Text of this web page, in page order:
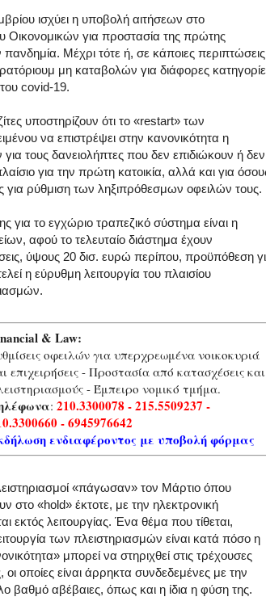
ισχύει η υποβολή αιτήσεων στο
για προστασία της πρώτης
Μέχρι τότε ή, σε κάποιες περιπτώσεις
μη καταβολών για διάφορες
covid-19.
υποστηρίζουν ότι το «restart» των
να επιστρέψει στην κανονικότητα η
τους δανειολήπτες που δεν επιδιώκουν ή δεν
για την πρώτη κατοικία, αλλά και για
για ρύθμιση των ληξιπρόθεσμων οφειλών τους.
για το εγχώριο τραπεζικό σύστημα είναι η
αφού το τελευταίο διάστημα έχουν
ύψους 20 δισ. ευρώ περίπου, προϋπόθεση
η εύρυθμη λειτουργία του πλαισίου
& Law:
οφειλών για υπερχρεωμένα νοικοκυριά
επιχειρήσεις - Προστασία από κατασχέσεις και
- Έμπειρο νομικό τμήμα.
: 210.3300078 - 215.5509237 -
- 6945976642
ενδιαφέροντος με υποβολή φόρμας
«πάγωσαν» τον Μάρτιο όπου
στο «hold» έκτοτε, με την ηλεκτρονική
λειτουργίας. Ένα θέμα που τίθεται,
των πλειστηριασμών είναι κατά πόσο η
μπορεί να στηριχθεί στις τρέχουσες
οι οποίες είναι άρρηκτα συνδεδεμένες με την
βαθμό αβέβαιες, όπως και η ίδια η φύση της.